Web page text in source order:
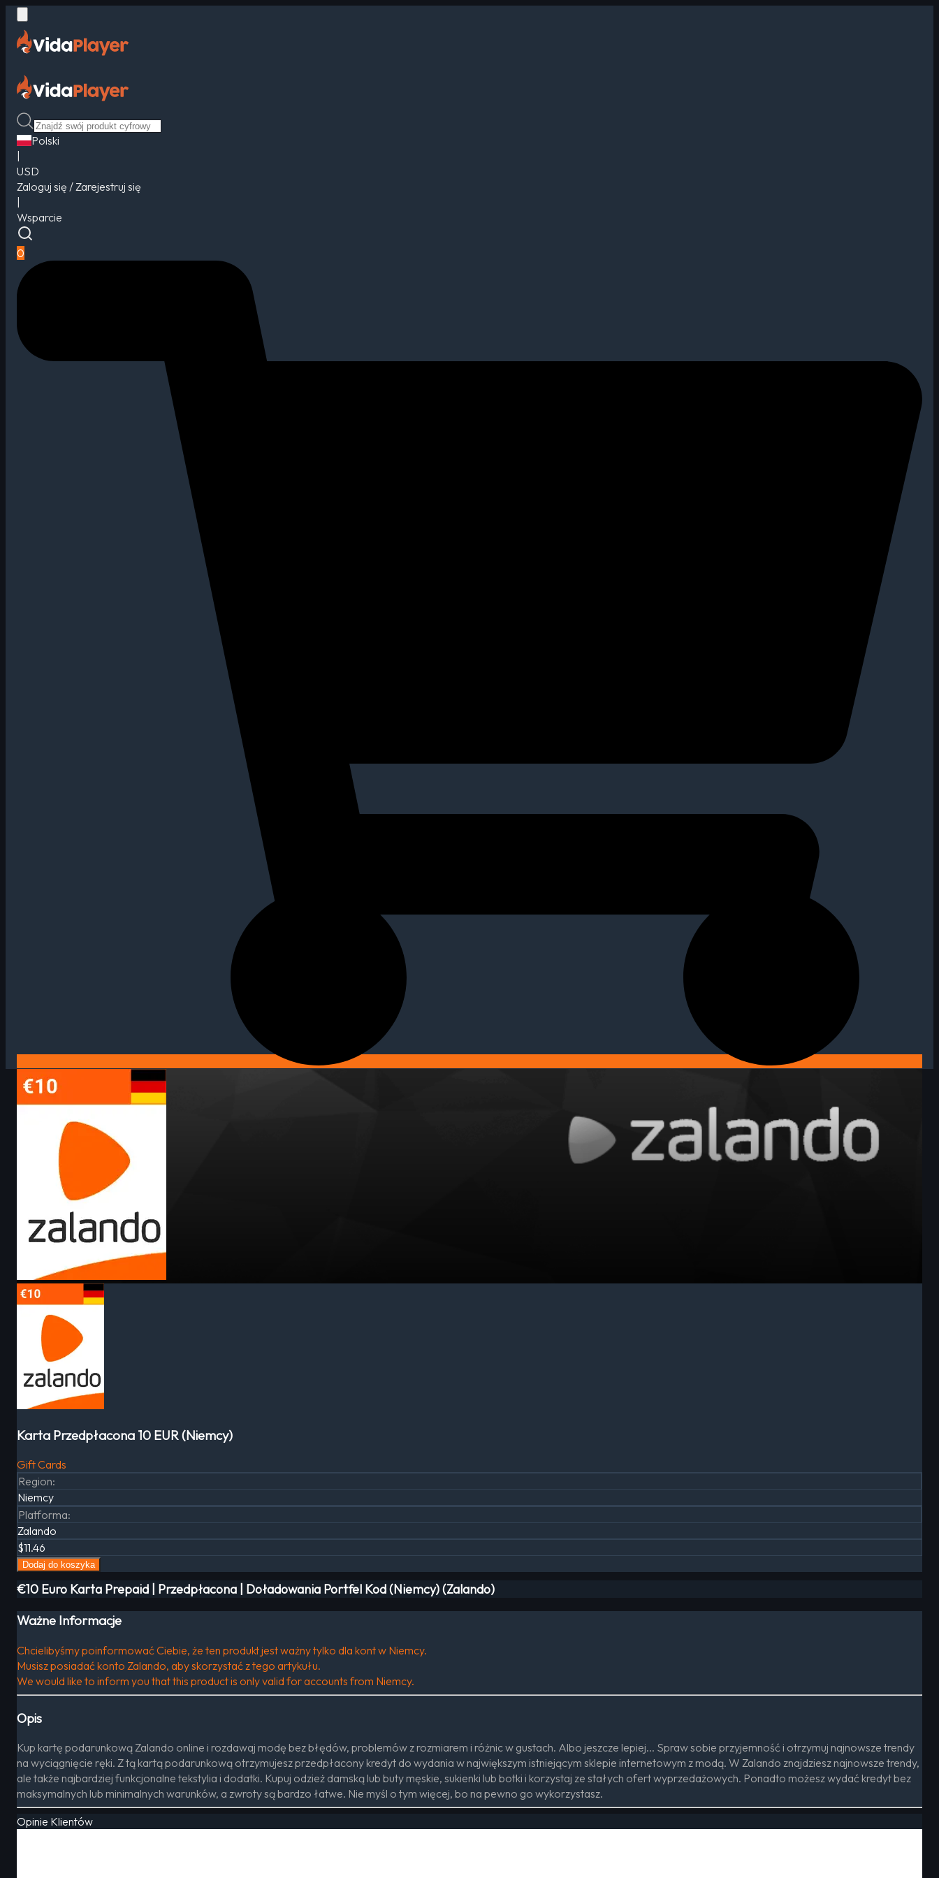
Polski
USD
Zaloguj się / Zarejestruj się
Wsparcie
0
Karta Przedpłacona 10 EUR (Niemcy)
Gift Cards
Region:
Niemcy
Platforma:
Zalando
$11.46
Dodaj do koszyka
€10 Euro Karta Prepaid | Przedpłacona | Doładowania Portfel Kod (Niemcy) (Zalando)
Ważne Informacje
Chcielibyśmy poinformować Ciebie, że ten produkt jest ważny tylko dla kont w Niemcy.
Musisz posiadać konto Zalando, aby skorzystać z tego artykułu.
We would like to inform you that this product is only valid for accounts from Niemcy.
Opis
Kup kartę podarunkową Zalando online i rozdawaj modę bez błędów, problemów z rozmiarem i różnic w gustach. Albo jeszcze lepiej... Spraw sobie przyjemność i otrzymuj najnowsze trendy
na wyciągnięcie ręki. Z tą kartą podarunkową otrzymujesz przedpłacony kredyt do wydania w największym istniejącym sklepie internetowym z modą. W Zalando znajdziesz najnowsze trendy,
ale także najbardziej funkcjonalne tekstylia i dodatki. Kupuj odzież damską lub buty męskie, sukienki lub botki i korzystaj ze stałych ofert wyprzedażowych. Ponadto możesz wydać kredyt bez
maksymalnych lub minimalnych warunków, a zwroty są bardzo łatwe. Nie myśl o tym więcej, bo na pewno go wykorzystasz.
Opinie Klientów